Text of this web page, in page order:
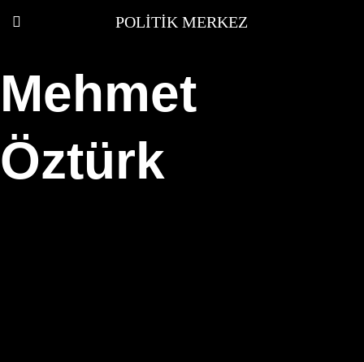
POLITIK MERKEZ
Mehmet
Öztürk